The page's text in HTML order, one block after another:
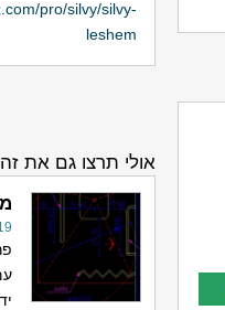
pro/silvy/silvy-
leshem
אולי תרצו גם את
יד